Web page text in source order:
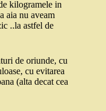
kilogramele in
aia nu aveam
..la astfel de
de oriunde, cu
cu evitarea
(alta decat cea